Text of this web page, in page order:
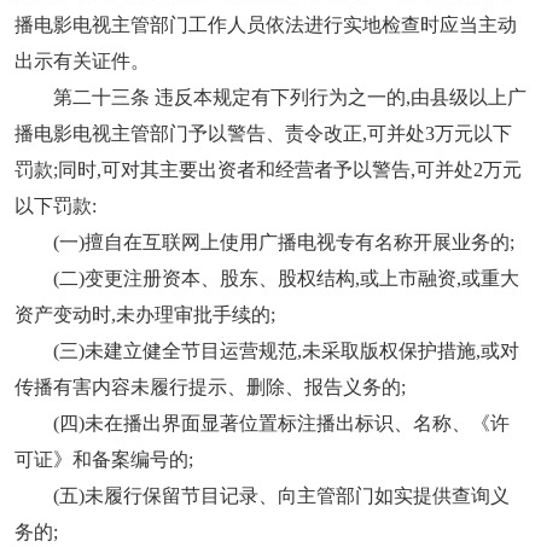
播电影电视主管部门工作人员依法进行实地检查时应当主动
出示有关证件。
第二十三条 违反本规定有下列行为之一的,由县级以上广
播电影电视主管部门予以警告、责令改正,可并处3万元以下
罚款;同时,可对其主要出资者和经营者予以警告,可并处2万元
以下罚款:
(一)擅自在互联网上使用广播电视专有名称开展业务的;
(二)变更注册资本、股东、股权结构,或上市融资,或重大
资产变动时,未办理审批手续的;
(三)未建立健全节目运营规范,未采取版权保护措施,或对
传播有害内容未履行提示、删除、报告义务的;
(四)未在播出界面显著位置标注播出标识、名称、《许
可证》和备案编号的;
(五)未履行保留节目记录、向主管部门如实提供查询义
务的;